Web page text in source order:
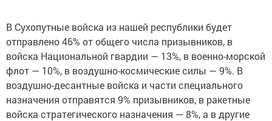
В Сухопутные войска из нашей республики будет
отправлено 46% от общего числа призывников, в
войска Национальной гвардии — 13%, в военно-морской
флот — 10%, в воздушно-космические силы — 9%. В
воздушно-десантные войска и части специального
назначения отправятся 9% призывников, в ракетные
войска стратегического назначения — 8%, а в другие